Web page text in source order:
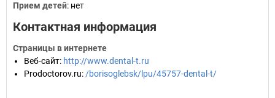
Прием детей: нет
Контактная информация
Страницы в интернете
Веб-сайт: http://www.dental-t.ru
Prodoctorov.ru: /borisoglebsk/lpu/45757-dental-t/